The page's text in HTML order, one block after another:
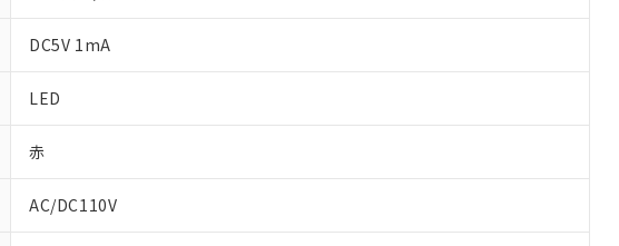
DC5V 1mA
LED
赤
AC/DC110V
※1 対応状況